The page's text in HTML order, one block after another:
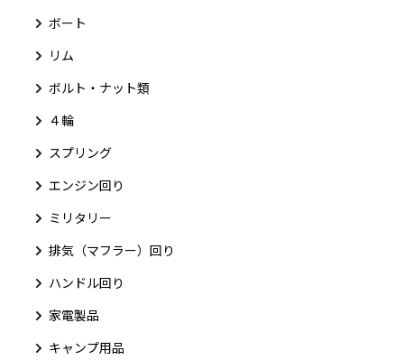
ボート
リム
ボルト・ナット類
４輪
スプリング
エンジン回り
ミリタリー
排気（マフラー）回り
ハンドル回り
家電製品
キャンプ用品